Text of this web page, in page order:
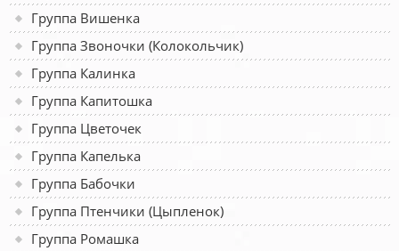
Группа Вишенка
Группа Звоночки (Колокольчик)
Группа Калинка
Группа Капитошка
Группа Цветочек
Группа Капелька
Группа Бабочки
Группа Птенчики (Цыпленок)
Группа Ромашка